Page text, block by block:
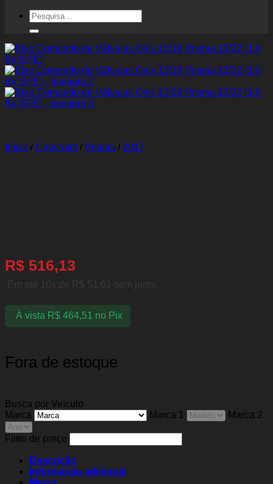
Pesquisar
por:
Início / Chevrolet / Prisma / 2017
R$ 516,13
Em até 10x de R$ 51,61 sem juros
À vista R$464,51 no Pix
Fora de estoque
Busca por Veículo
Marca
Marca 1 Marca 2
Filtro de preço
Descrição
Informação adicional